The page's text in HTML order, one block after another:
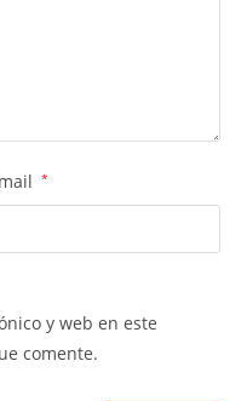
*
y web en este
comente.